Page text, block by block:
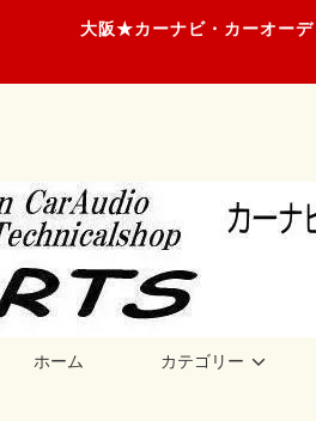
大阪★カーナビ・カーオー
ホーム カテゴリー